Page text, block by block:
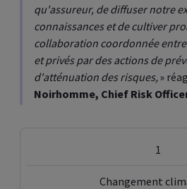
qu'assureur, de diffuser notre
connaissances et de cultiver
collaboration coordonnée
et privés par des actions de
d'atténuation des risques,»
Noirhomme, Chief Risk
1
Changement